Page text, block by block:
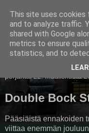
Pullollinen
perjantai 22. maaliskuuta
Double Bock
Pääsiäistä ennakoiden
viittaa enemmän
This site uses
and to analyze traffic.
shared with Google
metrics to ensure
statistics, and to